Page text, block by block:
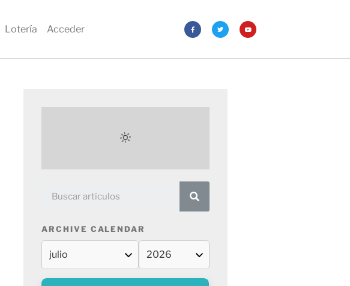
Lotería Acceder
ARCHIVE CALENDAR